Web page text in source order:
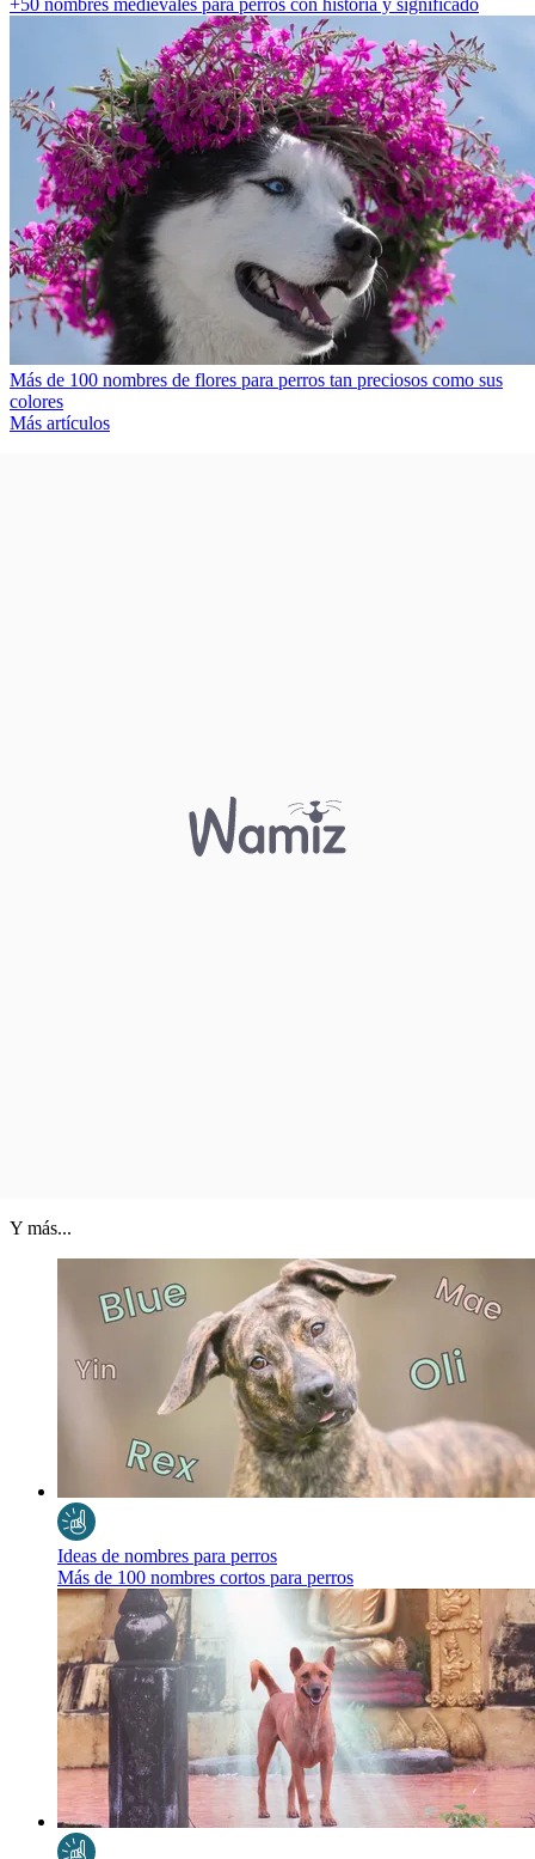
+50 nombres medievales para perros con historia y significado
Más de 100 nombres de flores para perros tan preciosos como sus
colores
Más artículos
Y más...
Ideas de nombres para perros
Más de 100 nombres cortos para perros